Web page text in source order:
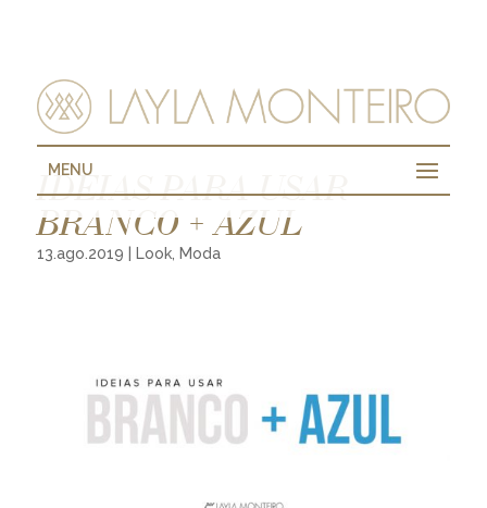
MENU
IDEIAS PARA USAR
BRANCO + AZUL
13.ago.2019 Look, Moda